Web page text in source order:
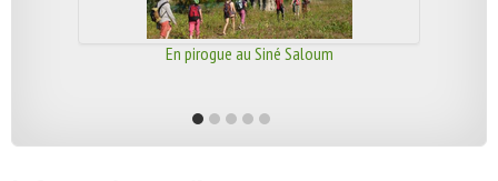
En pirogue au Siné Saloum